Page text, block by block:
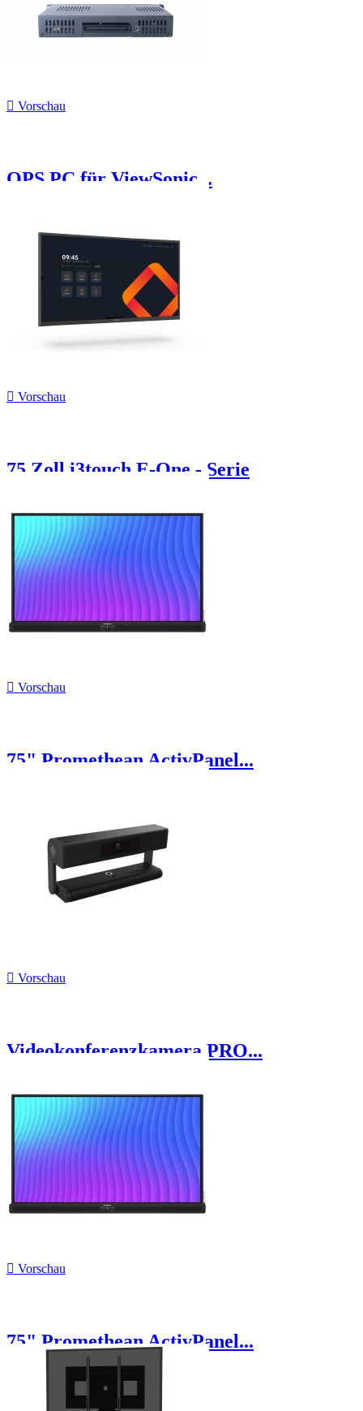
 Vorschau
OPS PC für ViewSonic...
 Vorschau
75 Zoll i3touch E-One - Serie
 Vorschau
75" Promethean ActivPanel...
 Vorschau
Videokonferenzkamera PRO...
 Vorschau
75" Promethean ActivPanel...